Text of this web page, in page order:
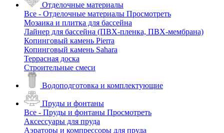
Отделочные материалы
Все - Отделочные материалы Просмотреть
Мозаика и плитка для бассейна
Лайнер для бассейна (ПВХ-пленка, ПВХ-мембрана)
Копинговый камень Pierra
Копинговый камень Sahara
Террасная доска
Строительные смеси
Водоподготовка и комплектующие
Пруды и фонтаны
Все - Пруды и фонтаны Просмотреть
Аксессуары для пруда
Аэраторы и компрессоры для пруда